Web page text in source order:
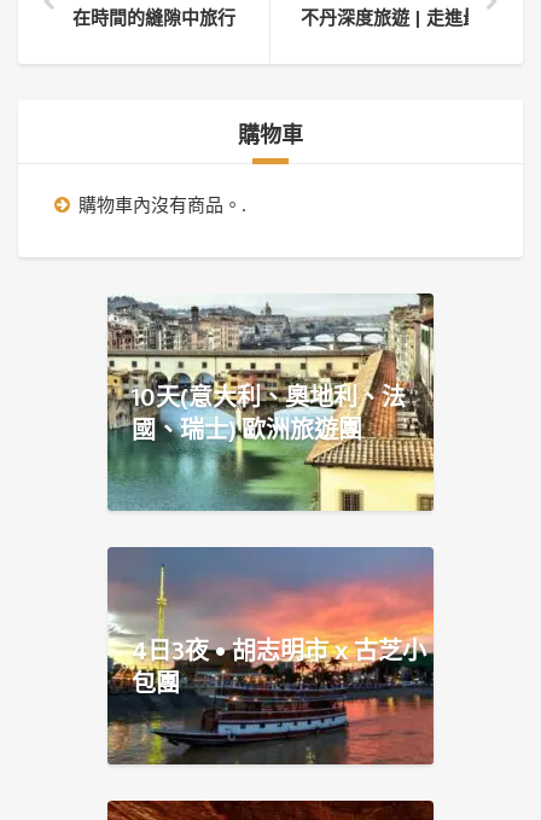
在時間的縫隙中旅行 ： 台灣南部旅遊不丹深度旅遊 | 走進最後的
購物車
購物車內沒有商品。.
10天(意大利、奧地利、法
國、瑞士) 歐洲旅遊團
4日3夜 • 胡志明市 x 古芝小
包團